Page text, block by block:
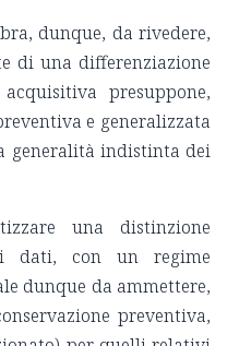
dunque, da rivedere,
di una differenziazione
presuppone,
e generalizzata
generalità indistinta dei
una distinzione
dati, con un regime
dunque da ammettere,
preventiva,